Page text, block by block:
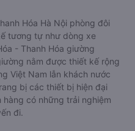
Hóa Hà Nội phòng đôi
tương tự như dòng xe
- Thanh Hóa giường
nằm được thiết kế rộng
Việt Nam lẫn khách nước
bị các thiết bị hiện đại
có những trải nghiệm
đi.